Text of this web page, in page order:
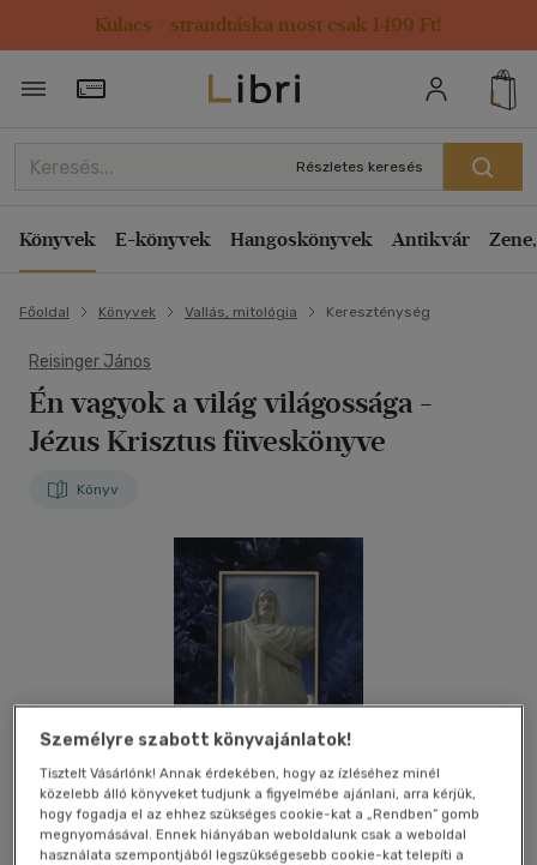
Kulacs / strandtáska most csak 1499 Ft!
Törzsvásárlói Kártya adatai
Részletes keresés
Könyvek E-könyvek Hangoskönyvek Antikvár
Főoldal Könyvek Vallás, mitológia Kereszténység
Reisinger János
Én vagyok a világ világossága -
Jézus Krisztus füveskönyve
Könyv
Személyre szabott könyvajánlatok!
Tisztelt Vásárlónk! Annak érdekében, hogy az ízléséhez minél
közelebb álló könyveket tudjunk a figyelmébe ajánlani, arra kérjük,
hogy fogadja el az ehhez szükséges cookie-kat a „Rendben” gomb
megnyomásával. Ennek hiányában weboldalunk csak a weboldal
használata szempontjából legszükségesebb cookie-kat telepíti a